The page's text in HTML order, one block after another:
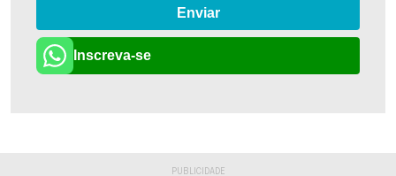
Enviar
Inscreva-se